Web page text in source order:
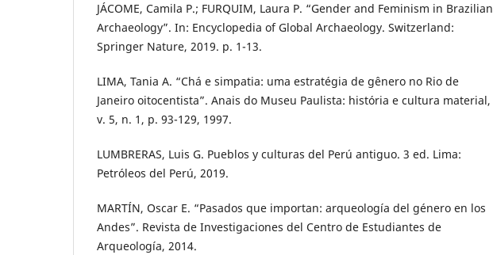
JÁCOME, Camila P.; FURQUIM, Laura P. “Gender and Feminism in Brazilian
Archaeology”. In: Encyclopedia of Global Archaeology. Switzerland:
Springer Nature, 2019. p. 1-13.
LIMA, Tania A. “Chá e simpatia: uma estratégia de gênero no Rio de
Janeiro oitocentista”. Anais do Museu Paulista: história e cultura material,
v. 5, n. 1, p. 93-129, 1997.
LUMBRERAS, Luis G. Pueblos y culturas del Perú antiguo. 3 ed. Lima:
Petróleos del Perú, 2019.
MARTÍN, Oscar E. “Pasados que importan: arqueología del género en los
Andes”. Revista de Investigaciones del Centro de Estudiantes de
Arqueología, 2014.